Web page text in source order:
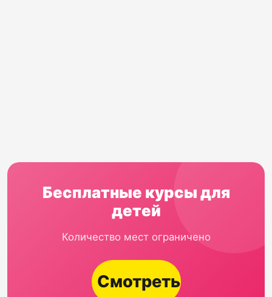
Бесплатные курсы для
детей
Количество мест ограничено
Смотреть